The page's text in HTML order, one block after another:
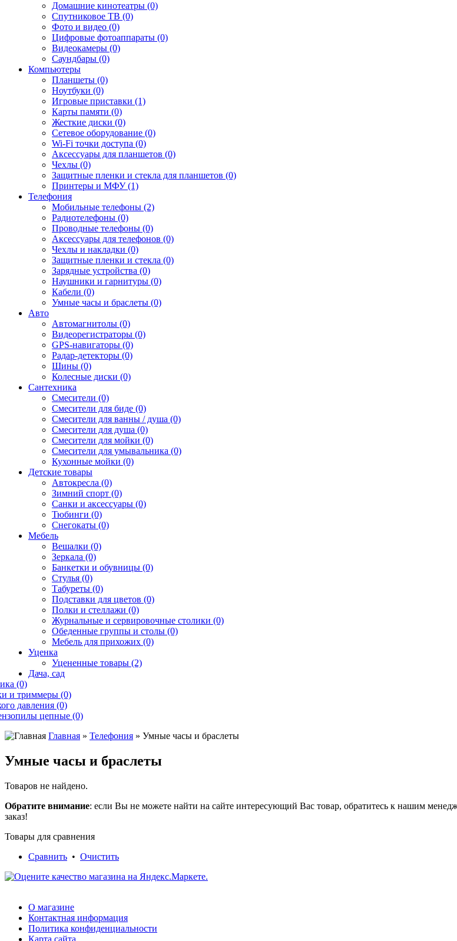
Домашние кинотеатры (0)
Спутниковое ТВ (0)
Фото и видео (0)
Цифровые фотоаппараты (0)
Видеокамеры (0)
Саундбары (0)
Компьютеры
Планшеты (0)
Ноутбуки (0)
Игровые приставки (1)
Карты памяти (0)
Жесткие диски (0)
Сетевое оборудование (0)
Wi-Fi точки доступа (0)
Аксессуары для планшетов (0)
Чехлы (0)
Защитные пленки и стекла для планшетов (0)
Принтеры и МФУ (1)
Телефония
Мобильные телефоны (2)
Радиотелефоны (0)
Проводные телефоны (0)
Аксессуары для телефонов (0)
Чехлы и накладки (0)
Защитные пленки и стекла (0)
Зарядные устройства (0)
Наушники и гарнитуры (0)
Кабели (0)
Умные часы и браслеты (0)
Авто
Автомагнитолы (0)
Видеорегистраторы (0)
GPS-навигаторы (0)
Радар-детекторы (0)
Шины (0)
Колесные диски (0)
Сантехника
Смесители (0)
Смесители для биде (0)
Смесители для ванны / душа (0)
Смесители для душа (0)
Смесители для мойки (0)
Смесители для умывальника (0)
Кухонные мойки (0)
Детские товары
Автокресла (0)
Зимний спорт (0)
Санки и аксессуары (0)
Тюбинги (0)
Снегокаты (0)
Мебель
Вешалки (0)
Зеркала (0)
Банкетки и обувницы (0)
Стулья (0)
Табуреты (0)
Подставки для цветов (0)
Полки и стеллажи (0)
Журнальные и сервировочные столики (0)
Обеденные группы и столы (0)
Мебель для прихожих (0)
Уценка
Уцененные товары (2)
Дача, сад
(0)
и триммеры (0)
давления (0)
цепные (0)
Главная » Телефония » Умные часы и браслеты
Умные часы и браслеты
Товаров не найдено.
Обратите внимание: если Вы не можете найти на сайте интересующий Вас товар, обратитесь к нашим
заказ!
Товары для сравнения
Сравнить • Очистить
О магазине
Контактная информация
Политика конфиденциальности
Карта сайта